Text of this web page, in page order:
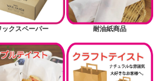
に樹脂フィルム）
ックスペーパー 耐油紙商品